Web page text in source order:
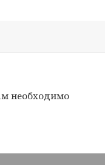
необходимо